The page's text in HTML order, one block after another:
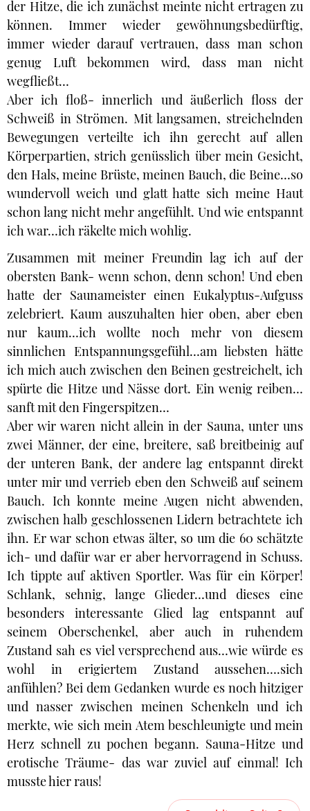
der Hitze, die ich zunächst meinte nicht ertragen zu
können. Immer wieder gewöhnungsbedürftig,
immer wieder darauf vertrauen, dass man schon
genug Luft bekommen wird, dass man nicht
wegfließt…
Aber ich floß- innerlich und äußerlich floss der
Schweiß in Strömen. Mit langsamen, streichelnden
Bewegungen verteilte ich ihn gerecht auf allen
Körperpartien, strich genüsslich über mein Gesicht,
den Hals, meine Brüste, meinen Bauch, die Beine…so
wundervoll weich und glatt hatte sich meine Haut
schon lang nicht mehr angefühlt. Und wie entspannt
ich war…ich räkelte mich wohlig.
Zusammen mit meiner Freundin lag ich auf der
obersten Bank- wenn schon, denn schon! Und eben
hatte der Saunameister einen Eukalyptus-Aufguss
zelebriert. Kaum auszuhalten hier oben, aber eben
nur kaum…ich wollte noch mehr von diesem
sinnlichen Entspannungsgefühl…am liebsten hätte
ich mich auch zwischen den Beinen gestreichelt, ich
spürte die Hitze und Nässe dort. Ein wenig reiben…
sanft mit den Fingerspitzen…
Aber wir waren nicht allein in der Sauna, unter uns
zwei Männer, der eine, breitere, saß breitbeinig auf
der unteren Bank, der andere lag entspannt direkt
unter mir und verrieb eben den Schweiß auf seinem
Bauch. Ich konnte meine Augen nicht abwenden,
zwischen halb geschlossenen Lidern betrachtete ich
ihn. Er war schon etwas älter, so um die 60 schätzte
ich- und dafür war er aber hervorragend in Schuss.
Ich tippte auf aktiven Sportler. Was für ein Körper!
Schlank, sehnig, lange Glieder…und dieses eine
besonders interessante Glied lag entspannt auf
seinem Oberschenkel, aber auch in ruhendem
Zustand sah es viel versprechend aus…wie würde es
wohl in erigiertem Zustand aussehen….sich
anfühlen? Bei dem Gedanken wurde es noch hitziger
und nasser zwischen meinen Schenkeln und ich
merkte, wie sich mein Atem beschleunigte und mein
Herz schnell zu pochen begann. Sauna-Hitze und
erotische Träume- das war zuviel auf einmal! Ich
musste hier raus!